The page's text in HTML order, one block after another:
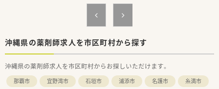
■急なお休みが必要な際にも店舗間の応援体制が整っているた
め、安心して休暇を取得できます。
■アドベンチストメディカルセンター門前で内科、小児科、皮膚
科、整形外科などの調剤業務を担当します。
機を活用しながら対応できます。
■服薬指導、監査、調剤といった薬剤師本来の業務に、最新のシ
ステムを活用しながら集中できます。
沖縄県の薬剤師求人を市区町村から探す
沖縄県の薬剤師求人を市区町村からお探しいただけます。
那覇市 宜野湾市 石垣市 浦添市 名護市
糸満市